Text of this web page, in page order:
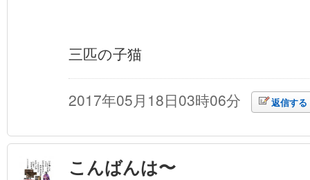
三匹の子猫
2017年05月18日03時06分 返信する
こんばんは〜